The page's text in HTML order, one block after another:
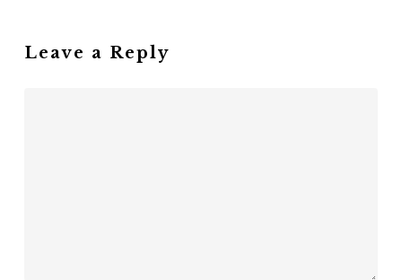
Leave a Reply